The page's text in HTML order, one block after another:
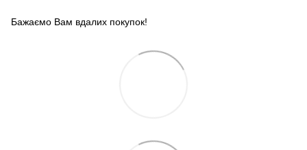
Бажаємо Вам вдалих покупок!